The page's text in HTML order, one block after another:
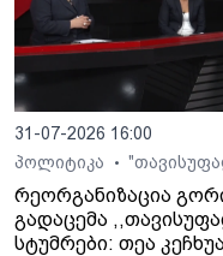
31-07-2026 16:00
პოლიტიკა
•
რეორგანიზაცია
გადაცემა
სტუმრები: თეა